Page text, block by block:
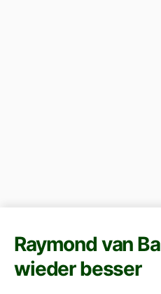
Raymond van
wieder besser